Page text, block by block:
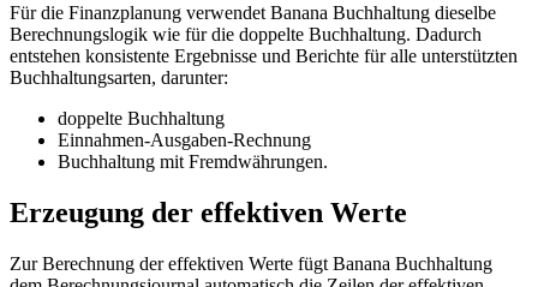
Für die Finanzplanung verwendet Banana Buchhaltung dieselbe
Berechnungslogik wie für die doppelte Buchhaltung. Dadurch
entstehen konsistente Ergebnisse und Berichte für alle unterstützten
Buchhaltungsarten, darunter:
doppelte Buchhaltung
Einnahmen-Ausgaben-Rechnung
Buchhaltung mit Fremdwährungen.
Erzeugung der effektiven Werte
Zur Berechnung der effektiven Werte fügt Banana Buchhaltung